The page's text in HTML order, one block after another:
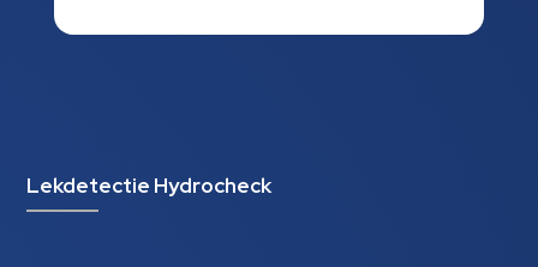
Lekdetectie Hydrocheck